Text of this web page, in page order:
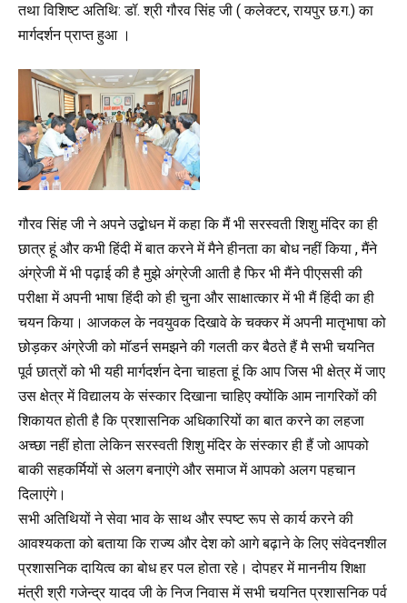
तथा विशिष्ट अतिथि: डॉ. श्री गौरव सिंह जी ( कलेक्टर, रायपुर छ.ग.) का
मार्गदर्शन प्राप्त हुआ ।
गौरव सिंह जी ने अपने उद्बोधन में कहा कि मैं भी सरस्वती शिशु मंदिर का ही
छात्र हूं और कभी हिंदी में बात करने में मैने हीनता का बोध नहीं किया , मैंने
अंग्रेजी में भी पढ़ाई की है मुझे अंग्रेजी आती है फिर भी मैंने पीएससी की
परीक्षा में अपनी भाषा हिंदी को ही चुना और साक्षात्कार में भी मैं हिंदी का ही
चयन किया। आजकल के नवयुवक दिखावे के चक्कर में अपनी मातृभाषा को
छोड़कर अंग्रेजी को मॉडर्न समझने की गलती कर बैठते हैं मै सभी चयनित
पूर्व छात्रों को भी यही मार्गदर्शन देना चाहता हूं कि आप जिस भी क्षेत्र में जाए
उस क्षेत्र में विद्यालय के संस्कार दिखाना चाहिए क्योंकि आम नागरिकों की
शिकायत होती है कि प्रशासनिक अधिकारियों का बात करने का लहजा
अच्छा नहीं होता लेकिन सरस्वती शिशु मंदिर के संस्कार ही हैं जो आपको
बाकी सहकर्मियों से अलग बनाएंगे और समाज में आपको अलग पहचान
दिलाएंगे।
सभी अतिथियों ने सेवा भाव के साथ और स्पष्ट रूप से कार्य करने की
आवश्यकता को बताया कि राज्य और देश को आगे बढ़ाने के लिए संवेदनशील
प्रशासनिक दायित्व का बोध हर पल होता रहे। दोपहर में माननीय शिक्षा
मंत्री श्री गजेन्द्र यादव जी के निज निवास में सभी चयनित प्रशासनिक पर्व